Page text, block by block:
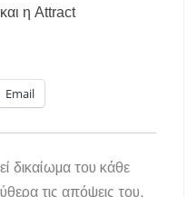
στην
μετά
η Attract
Email
δικαίωμα του κάθε
τις απόψεις του.